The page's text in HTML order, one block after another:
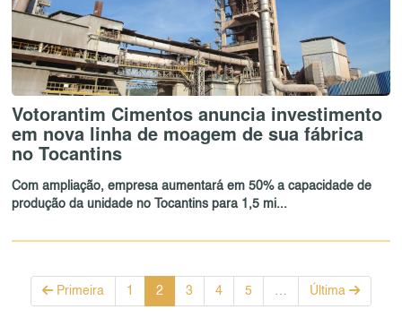
Votorantim Cimentos anuncia investimento
em nova linha de moagem de sua fábrica
no Tocantins
Com ampliação, empresa aumentará em 50% a capacidade de
produção da unidade no Tocantins para 1,5 mi...
Primeira 1 2 3 4 5 … Última